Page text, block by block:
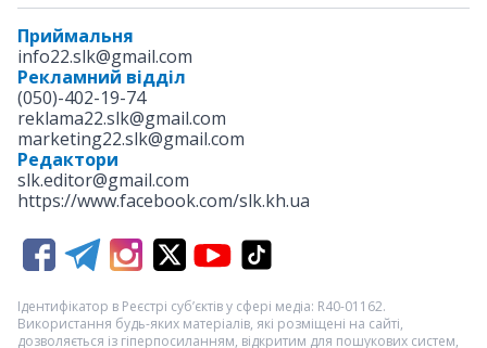
Приймальня
info22.slk@gmail.com
Рекламний відділ
(050)-402-19-74
reklama22.slk@gmail.com
marketing22.slk@gmail.com
Редактори
slk.editor@gmail.com
https://www.facebook.com/slk.kh.ua
Ідентифікатор в Реєстрі суб’єктів у сфері медіа: R40-01162.
Використання будь-яких матеріалів, які розміщені на сайті,
дозволяється із гіперпосиланням, відкритим для пошукових систем,